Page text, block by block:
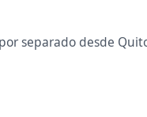
separado desde